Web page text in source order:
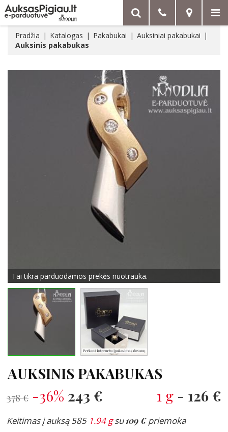
Pradžia Katalogas Pakabukai
Auksiniai pakabukai
Auksinis pakabukas
Tai tikra parduodamos prekės nuotrauka.
AUKSINIS PAKABUKAS
378 € -36% 243 € 1 g - 126 €
Keitimas į auksą 585 1.94 gsu109 €priemoka